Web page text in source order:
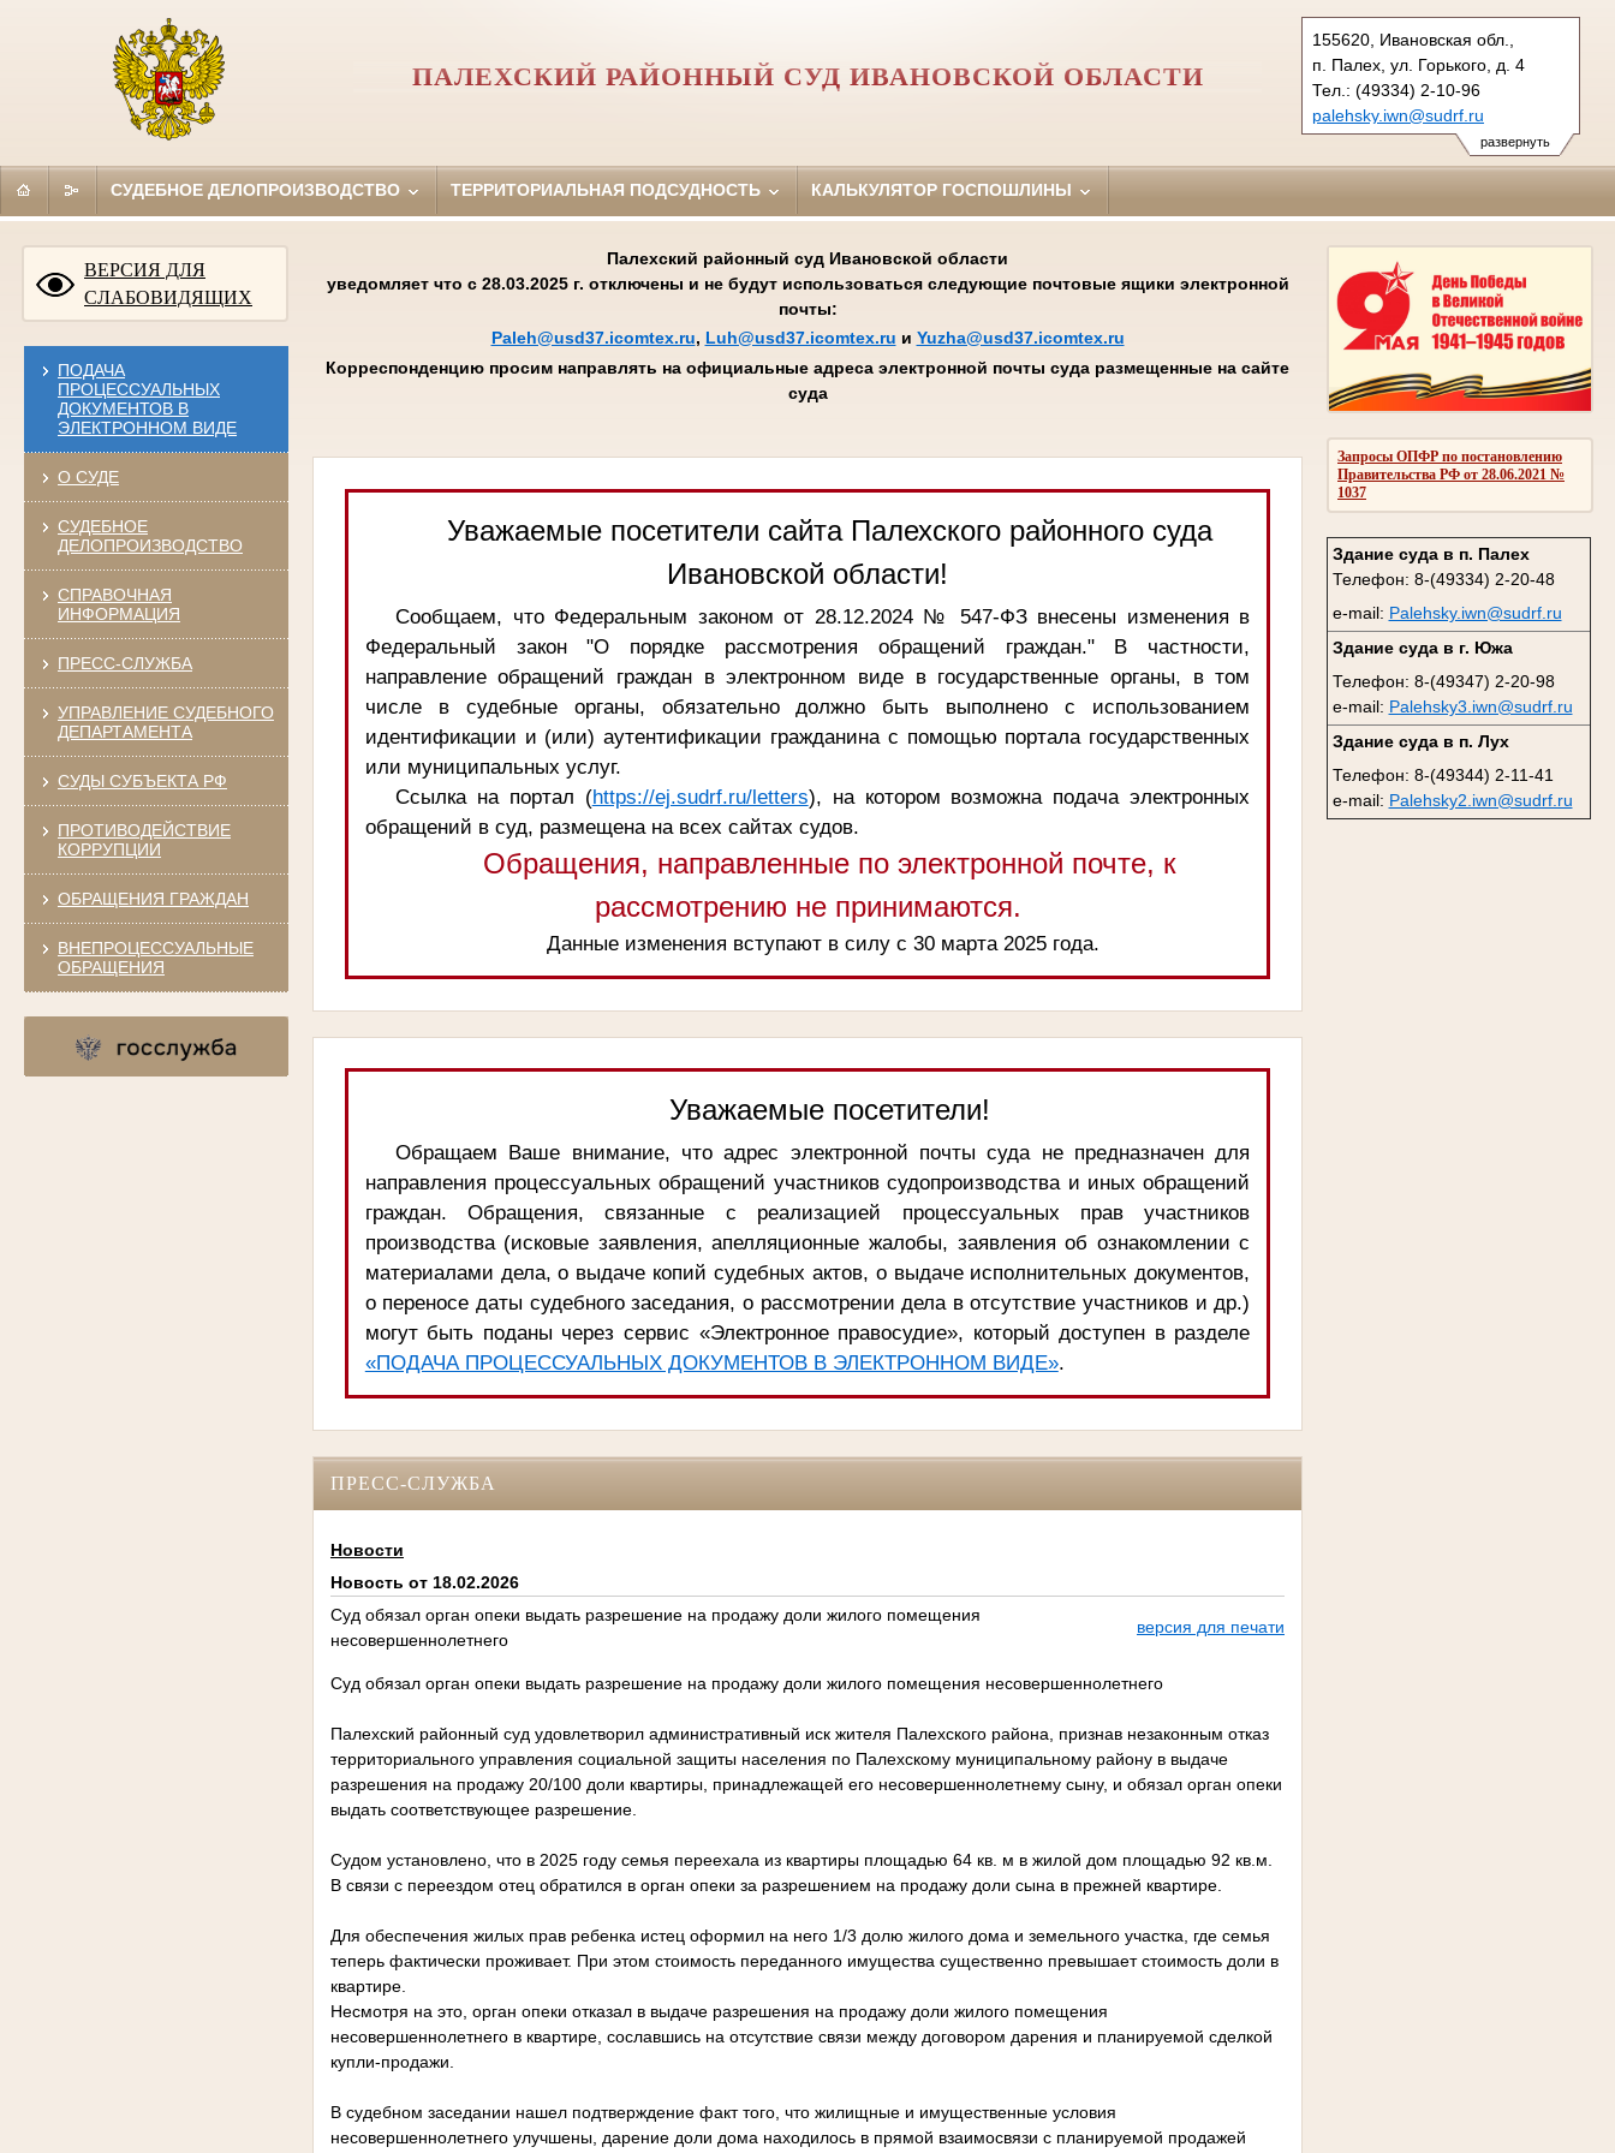
развернуть
155620, Ивановская обл.,
п. Палех, ул. Горького, д. 4
Тел.: (49334) 2-10-96
palehsky.iwn@sudrf.ru
показать на карте
ПАЛЕХСКИЙ РАЙОННЫЙ СУД ИВАНОВСКОЙ ОБЛАСТИ
СУДЕБНОЕ ДЕЛОПРОИЗВОДСТВО ТЕРРИТОРИАЛЬНАЯ ПОДСУДНОСТЬ КАЛЬКУЛЯТОР ГОСПОШЛИНЫ
ВЕРСИЯ ДЛЯ
СЛАБОВИДЯЩИХ
ПОДАЧА
ПРОЦЕССУАЛЬНЫХ
ДОКУМЕНТОВ В
ЭЛЕКТРОННОМ ВИДЕ
О СУДЕ
СУДЕБНОЕ
ДЕЛОПРОИЗВОДСТВО
СПРАВОЧНАЯ
ИНФОРМАЦИЯ
ПРЕСС-СЛУЖБА
УПРАВЛЕНИЕ СУДЕБНОГО
ДЕПАРТАМЕНТА
СУДЫ СУБЪЕКТА РФ
ПРОТИВОДЕЙСТВИЕ
КОРРУПЦИИ
ОБРАЩЕНИЯ ГРАЖДАН
ВНЕПРОЦЕССУАЛЬНЫЕ
ОБРАЩЕНИЯ
Запросы ОПФР по постановлению
Правительства РФ от 28.06.2021 №
1037
Здание суда в п. Палех
Телефон: 8-(49334) 2-20-48
e-mail: Palehsky.iwn@sudrf.ru
Здание суда в г. Южа
Телефон: 8-(49347) 2-20-98
e-mail: Palehsky3.iwn@sudrf.ru
Здание суда в п. Лух
Телефон: 8-(49344) 2-11-41
e-mail: Palehsky2.iwn@sudrf.ru
Палехский районный суд Ивановской области
уведомляет что с 28.03.2025 г. отключены и не будут использоваться следующие почтовые ящики электронной
почты:
Paleh@usd37.icomtex.ru, Luh@usd37.icomtex.ru и Yuzha@usd37.icomtex.ru
Корреспонденцию просим направлять на официальные адреса электронной почты суда размещенные на сайте
суда
Уважаемые посетители сайта Палехского районного суда
Ивановской области!
Сообщаем, что Федеральным законом от 28.12.2024 № 547-ФЗ внесены изменения в
Федеральный закон "О порядке рассмотрения обращений граждан." В частности,
направление обращений граждан в электронном виде в государственные органы, в том
числе в судебные органы, обязательно должно быть выполнено с использованием
идентификации и (или) аутентификации гражданина с помощью портала государственных
или муниципальных услуг.
Ссылка на портал (https://ej.sudrf.ru/letters), на котором возможна подача электронных
обращений в суд, размещена на всех сайтах судов.
Обращения, направленные по электронной почте, к
рассмотрению не принимаются.
Данные изменения вступают в силу с 30 марта 2025 года.
Уважаемые посетители!
Обращаем Ваше внимание, что адрес электронной почты суда не предназначен для
направления процессуальных обращений участников судопроизводства и иных обращений
граждан. Обращения, связанные с реализацией процессуальных прав участников
производства (исковые заявления, апелляционные жалобы, заявления об ознакомлении с
материалами дела, о выдаче копий судебных актов, о выдаче исполнительных документов,
о переносе даты судебного заседания, о рассмотрении дела в отсутствие участников и др.)
могут быть поданы через сервис «Электронное правосудие», который доступен в разделе
«ПОДАЧА ПРОЦЕССУАЛЬНЫХ ДОКУМЕНТОВ В ЭЛЕКТРОННОМ ВИДЕ».
ПРЕСС-СЛУЖБА
Новости
Новость от 18.02.2026
Суд обязал орган опеки выдать разрешение на продажу доли жилого помещения
несовершеннолетнего
версия для печати
Суд обязал орган опеки выдать разрешение на продажу доли жилого помещения несовершеннолетнего
Палехский районный суд удовлетворил административный иск жителя Палехского района, признав незаконным отказ
территориального управления социальной защиты населения по Палехскому муниципальному району в выдаче
разрешения на продажу 20/100 доли квартиры, принадлежащей его несовершеннолетнему сыну, и обязал орган опеки
выдать соответствующее разрешение.
Судом установлено, что в 2025 году семья переехала из квартиры площадью 64 кв. м в жилой дом площадью 92 кв.м.
В связи с переездом отец обратился в орган опеки за разрешением на продажу доли сына в прежней квартире.
Для обеспечения жилых прав ребенка истец оформил на него 1/3 долю жилого дома и земельного участка, где семья
теперь фактически проживает. При этом стоимость переданного имущества существенно превышает стоимость доли в
квартире.
Несмотря на это, орган опеки отказал в выдаче разрешения на продажу доли жилого помещения
несовершеннолетнего в квартире, сославшись на отсутствие связи между договором дарения и планируемой сделкой
купли-продажи.
В судебном заседании нашел подтверждение факт того, что жилищные и имущественные условия
несовершеннолетнего улучшены, дарение доли дома находилось в прямой взаимосвязи с планируемой продажей